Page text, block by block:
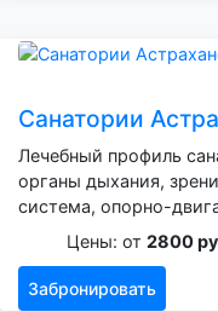
Санатории
Лечебный профиль
органы дыхания,
система, опорно-
Цены: от 2800
Забронировать